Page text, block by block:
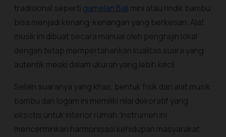
tradisional seperti gamelan Bali mini atau rindik bambu
bisa menjadi kenang-kenangan yang berkesan. Alat
musik ini dibuat secara manual oleh pengrajin lokal
dengan tetap mempertahankan kualitas suara yang
autentik meski dalam ukuran yang lebih kecil.
Selain suaranya yang khas, bentuk fisik dari alat musik
bambu dan logam ini memiliki nilai dekoratif yang
eksotis untuk interior rumah. Instrumen ini
mencerminkan harmonisasi kehidupan masyarakat